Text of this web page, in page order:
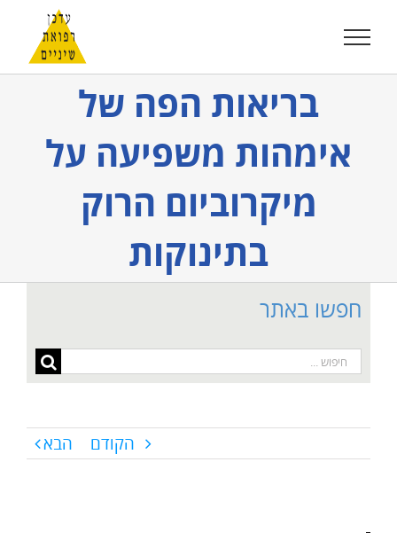
לתוכן
בריאות הפה של
אימהות משפיעה על
מיקרוביום הרוק
בתינוקות
הקודם הבא
חפשו באתר
חיפוש...